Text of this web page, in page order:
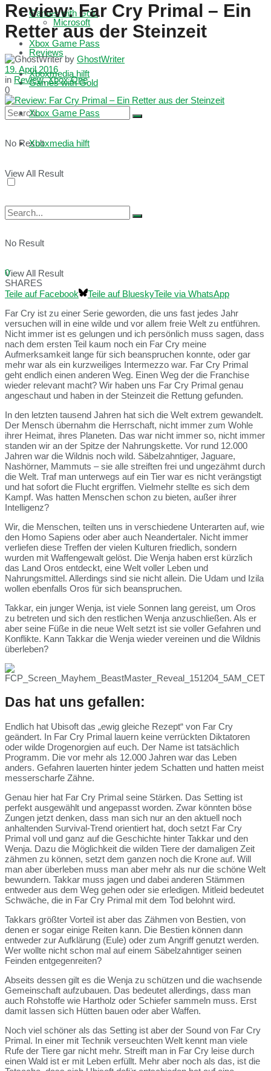
Games with Gold
Xbox Game Pass
Xboxmedia hilft
No Result
View All Result
Microsoft
Reviews
Games with Gold
Xbox Game Pass
Xboxmedia hilft
No Result
View All Result
Review: Far Cry Primal – Ein
Retter aus der Steinzeit
by GhostWriter
19. April 2016
in Review,Xbox One
0
0
SHARES
Teile auf Facebook
Teile auf BlueskyTeile via WhatsApp
Far Cry ist zu einer Serie geworden, die uns fast jedes Jahr
versuchen will in eine wilde und vor allem freie Welt zu entführen.
Nicht immer ist es gelungen und ich persönlich muss sagen, dass
nach dem ersten Teil kaum noch ein Far Cry meine
Aufmerksamkeit lange für sich beanspruchen konnte, oder gar
mehr war als ein kurzweiliges Intermezzo war. Far Cry Primal
geht endlich einen anderen Weg. Einen Weg der die Franchise
wieder relevant macht? Wir haben uns Far Cry Primal genau
angeschaut und haben in der Steinzeit die Rettung gefunden.
In den letzten tausend Jahren hat sich die Welt extrem gewandelt.
Der Mensch übernahm die Herrschaft, nicht immer zum Wohle
ihrer Heimat, ihres Planeten. Das war nicht immer so, nicht immer
standen wir an der Spitze der Nahrungskette. Vor rund 12.000
Jahren war die Wildnis noch wild. Säbelzahntiger, Jaguare,
Nashörner, Mammuts – sie alle streiften frei und ungezähmt durch
die Welt. Traf man unterwegs auf ein Tier war es nicht verängstigt
und hat sofort die Flucht ergriffen. Vielmehr stellte es sich dem
Kampf. Was hatten Menschen schon zu bieten, außer ihrer
Intelligenz?
Wir, die Menschen, teilten uns in verschiedene Unterarten auf, wie
den Homo Sapiens oder aber auch Neandertaler. Nicht immer
verliefen diese Treffen der vielen Kulturen friedlich, sondern
wurden mit Waffengewalt gelöst. Die Wenja haben erst kürzlich
das Land Oros entdeckt, eine Welt voller Leben und
Nahrungsmittel. Allerdings sind sie nicht allein. Die Udam und Izila
wollen ebenfalls Oros für sich beanspruchen.
Takkar, ein junger Wenja, ist viele Sonnen lang gereist, um Oros
zu betreten und sich den restlichen Wenja anzuschließen. Als er
aber seine Füße in die neue Welt setzt ist sie voller Gefahren und
Konflikte. Kann Takkar die Wenja wieder vereinen und die Wildnis
überleben?
Das hat uns gefallen:
Endlich hat Ubisoft das „ewig gleiche Rezept“ von Far Cry
geändert. In Far Cry Primal lauern keine verrückten Diktatoren
oder wilde Drogenorgien auf euch. Der Name ist tatsächlich
Programm. Die vor mehr als 12.000 Jahren war das Leben
anders. Gefahren lauerten hinter jedem Schatten und hatten meist
messerscharfe Zähne.
Genau hier hat Far Cry Primal seine Stärken. Das Setting ist
perfekt ausgewählt und angepasst worden. Zwar könnten böse
Zungen jetzt denken, dass man sich nur an den aktuell noch
anhaltenden Survival-Trend orientiert hat, doch setzt Far Cry
Primal voll und ganz auf die Geschichte hinter Takkar und den
Wenja. Dazu die Möglichkeit die wilden Tiere der damaligen Zeit
zähmen zu können, setzt dem ganzen noch die Krone auf. Will
man aber überleben muss man aber mehr als nur die schöne Welt
bewundern. Takkar muss jagen und dabei anderen Stämmen
entweder aus dem Weg gehen oder sie erledigen. Mitleid bedeutet
Schwäche, die in Far Cry Primal mit dem Tod belohnt wird.
Takkars größter Vorteil ist aber das Zähmen von Bestien, von
denen er sogar einige Reiten kann. Die Bestien können dann
entweder zur Aufklärung (Eule) oder zum Angriff genutzt werden.
Wer wollte nicht schon mal auf einem Säbelzahntiger seinen
Feinden entgegenreiten?
Abseits dessen gilt es die Wenja zu schützen und die wachsende
Gemeinschaft aufzubauen. Das bedeutet allerdings, dass man
auch Rohstoffe wie Hartholz oder Schiefer sammeln muss. Erst
damit lassen sich Hütten bauen oder aber Waffen.
Noch viel schöner als das Setting ist aber der Sound von Far Cry
Primal. In einer mit Technik verseuchten Welt kennt man viele
Rufe der Tiere gar nicht mehr. Streift man in Far Cry leise durch
einen Wald ist er mit Leben erfüllt. Mehr aber noch als das, ist die